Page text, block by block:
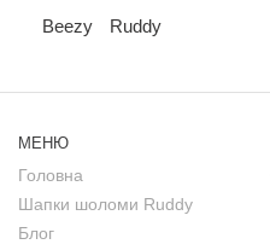
Beezy Ruddy
МЕНЮ
Головна
Шапки шоломи Ruddy
Блог